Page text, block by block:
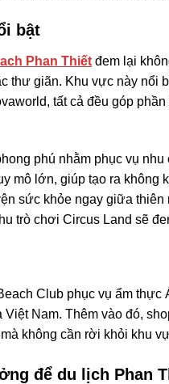
bật
Phan Thiết đem lại
thư giãn. Khu vực này nổi
tất cả đều góp
phú nhằm phục vụ
mô lớn, giúp tạo ra
sức khỏe ngay giữa
trò chơi Circus Land sẽ
Club phục vụ ẩm
Nam. Thêm vào đó,
không cần rời khỏi khu
để du lịch Phan